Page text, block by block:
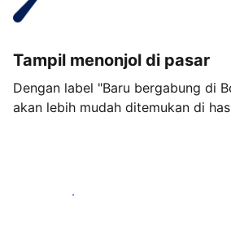
Tampil menonjol di pasar
Dengan label "Baru bergabung di
akan lebih mudah ditemukan di
Mulai sekarang